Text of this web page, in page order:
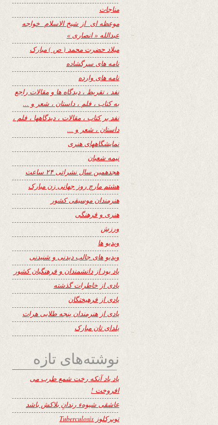
مناجات
موعظه ای از شیخ الاسلام خواجه
عبدالله « انصاری »
میلاد حضرت محمد ( ص ) مبارک
نامه های سرگشاده
نامه های وارده
نفد ، تقریظ ، دیدگاه ها و مقالات راجع
به کتاب ، فلم ، داستان ، شعر و …
نفد بر کتاب ، مقالات ، دیدگاهها ، فلم ،
داستان ، شعر و …
نمایشگاههای هنری
نیمه شعبان
هجدهمین سال نشراتی ۲۴ ساعت
هشتم مارچ روز جهانی زن مبارک
هنرمندان موسیقی کشور
هنری و فرهنگی
ورزش
ویدیو ها
ویدیو های جالب دیدنی و شنیدنی
یاد بود از دانشمندان و فرهنگیان کشور
یادی از خاطرات گذشته
یادی از فرهیختگان
یادی از هنرمندان پنجه طلایی هرات
یلدای تان مبارک
نوشته‌های تازه
یاد باد آنکه رخت شمع طرب می
افروخت !
عاشقی شیوهء رندانِ بلاکش باشد
توبرکلوز Tuberculosis